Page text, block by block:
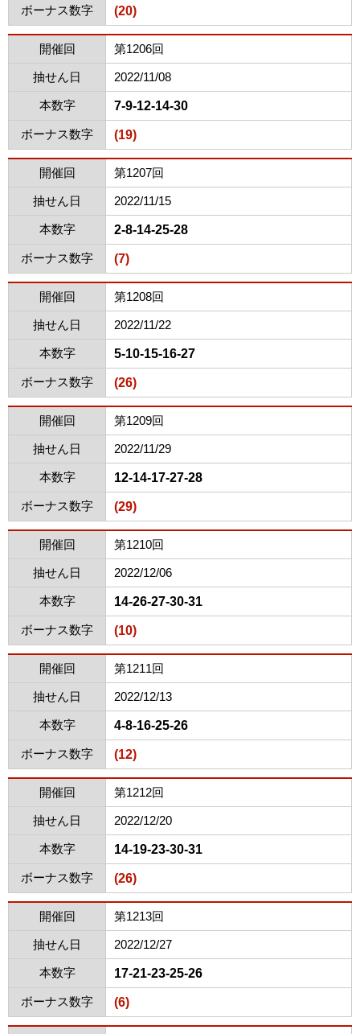
ボーナス数字 (20)
開催回 第1206回
抽せん日 2022/11/08
本数字 7-9-12-14-30
ボーナス数字 (19)
開催回 第1207回
抽せん日 2022/11/15
本数字 2-8-14-25-28
ボーナス数字 (7)
開催回 第1208回
抽せん日 2022/11/22
本数字 5-10-15-16-27
ボーナス数字 (26)
開催回 第1209回
抽せん日 2022/11/29
本数字 12-14-17-27-28
ボーナス数字 (29)
開催回 第1210回
抽せん日 2022/12/06
本数字 14-26-27-30-31
ボーナス数字 (10)
開催回 第1211回
抽せん日 2022/12/13
本数字 4-8-16-25-26
ボーナス数字 (12)
開催回 第1212回
抽せん日 2022/12/20
本数字 14-19-23-30-31
ボーナス数字 (26)
開催回 第1213回
抽せん日 2022/12/27
本数字 17-21-23-25-26
ボーナス数字 (6)